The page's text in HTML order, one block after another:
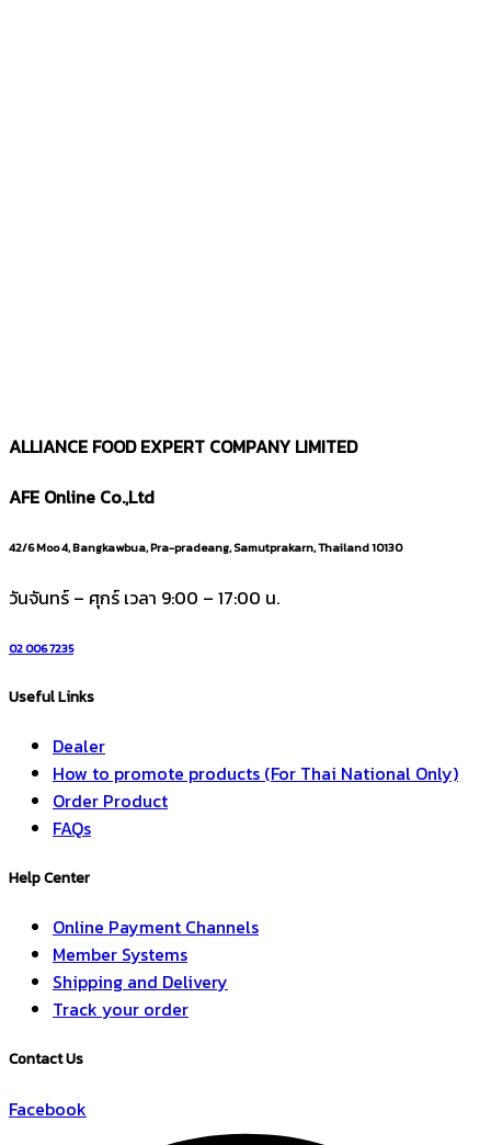
ALLIANCE FOOD EXPERT COMPANY LIMITED
AFE Online Co.,Ltd
42/6 Moo 4, Bangkawbua, Pra-pradeang, Samutprakarn, Thailand 10130
วันจันทร์ – ศุกร์ เวลา 9:00 – 17:00 น.
02 006 7235
Useful Links
Dealer
How to promote products (For Thai National Only)
Order Product
FAQs
Help Center
Online Payment Channels
Member Systems
Shipping and Delivery
Track your order
Contact Us
Facebook